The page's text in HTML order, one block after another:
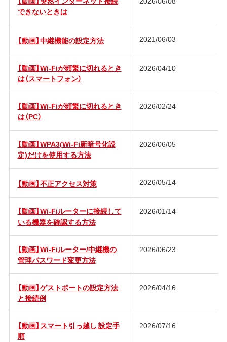
できないときは
【動画】中継機能の設定方法 2021/06/03
【動画】Wi-Fiが頻繁に切れるとき
は（スマートフォン）
2026/04/10
【動画】Wi-Fiが頻繁に切れるとき
は（PC）
2026/02/24
【動画】WPA3(Wi-Fi新暗号化設
定)だけを使用する方法
2026/06/05
【動画】不正アクセス対策 2026/05/14
【動画】Wi-Fiルーターに接続して
いる機器を確認する方法
2026/01/14
【動画】Wi-Fiルーター/中継機の
管理パスワード変更方法
2026/06/23
【動画】ゲストポートの設定方法
と接続例
2026/04/16
【動画】スマート引っ越し 設定手
順
2026/07/16